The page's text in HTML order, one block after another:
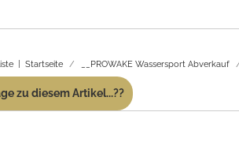
Startseite __PROWAKE Wassersport Abverkauf
zu diesem Artikel...??